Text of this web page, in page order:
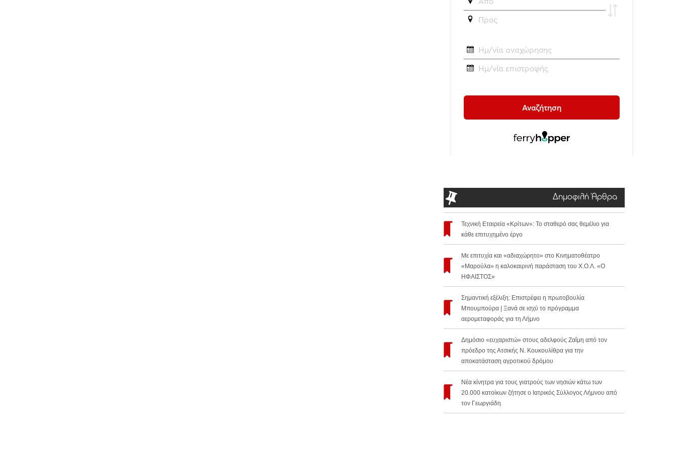
Δημοφιλή Άρθρα
Τεχνική Εταιρεία «Κρίτων»: Το σταθερό σας θεμέλιο για
κάθε επιτυχημένο έργο
Με επιτυχία και «αδιαχώρητο» στο Κινηματοθέατρο
«Μαρούλα» η καλοκαιρινή παράσταση του Χ.Ο.Λ. «Ο
ΗΦΑΙΣΤΟΣ»
Σημαντική εξέλιξη: Επιστρέφει η πρωτοβουλία
Μπουμπούρα | Ξανά σε ισχύ το πρόγραμμα
αερομεταφοράς για τη Λήμνο
Δημόσιο «ευχαριστώ» στους αδελφούς Ζαΐμη από τον
πρόεδρο της Ατσικής Ν. Κουκουλίθρα για την
αποκατάσταση αγροτικού δρόμου
Νέα κίνητρα για τους γιατρούς των νησιών κάτω των
20.000 κατοίκων ζήτησε ο Ιατρικός Σύλλογος Λήμνου από
τον Γεωργιάδη